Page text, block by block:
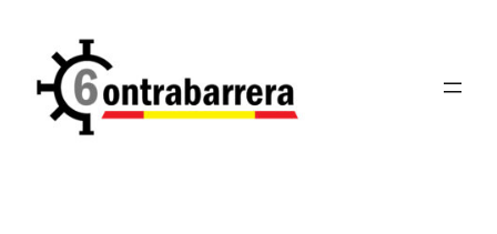
contenido